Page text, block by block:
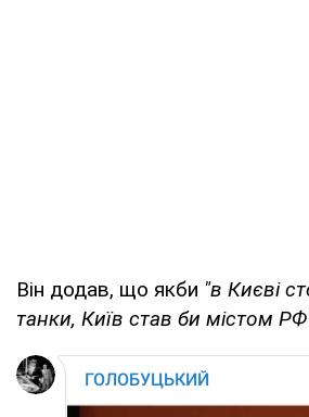
Він додав, що якби "в Києві
танки, Київ став би містом